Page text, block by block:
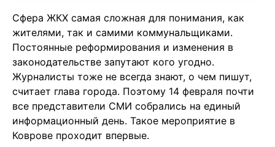
Сфера ЖКХ самая сложная для понимания, как
жителями, так и самими коммунальщиками.
Постоянные реформирования и изменения в
законодательстве запутают кого угодно.
Журналисты тоже не всегда знают, о чем пишут,
считает глава города. Поэтому 14 февраля почти
все представители СМИ собрались на единый
информационный день. Такое мероприятие в
Коврове проходит впервые.